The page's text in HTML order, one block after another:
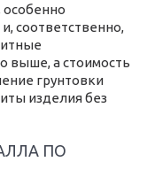
соответственно,
выше, а стоимость
грунтовки
изделия без
ПО